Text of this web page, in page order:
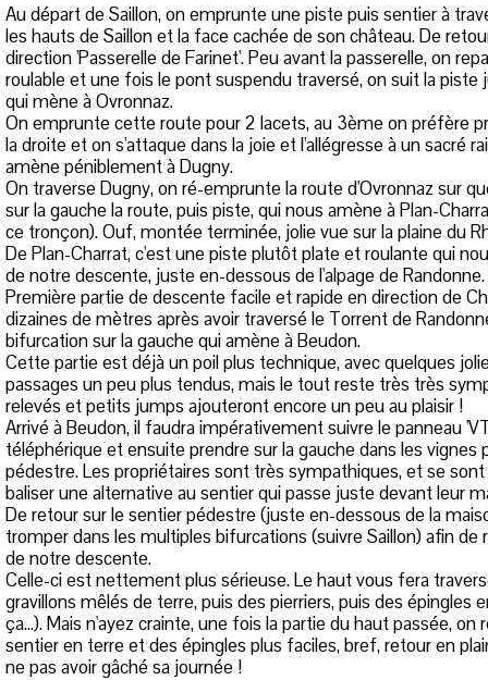
Au départ de Saillon, on emprunte une piste puis sentier à
les hauts de Saillon et la face cachée de son château. De
direction 'Passerelle de Farinet'. Peu avant la passerelle, on
roulable et une fois le pont suspendu traversé, on suit la piste
qui mène à Ovronnaz.
On emprunte cette route pour 2 lacets, au 3ème on préfère
la droite et on s'attaque dans la joie et l'allégresse à un sacré
amène péniblement à Dugny.
On traverse Dugny, on ré-emprunte la route d'Ovronnaz sur
sur la gauche la route, puis piste, qui nous amène à Plan-
ce tronçon). Ouf, montée terminée, jolie vue sur la plaine du
De Plan-Charrat, c'est une piste plutôt plate et roulante qui
de notre descente, juste en-dessous de l'alpage de Randonne.
Première partie de descente facile et rapide en direction de
dizaines de mètres après avoir traversé le Torrent de
bifurcation sur la gauche qui amène à Beudon.
Cette partie est déjà un poil plus technique, avec quelques
passages un peu plus tendus, mais le tout reste très très
relevés et petits jumps ajouteront encore un peu au plaisir !
Arrivé à Beudon, il faudra impérativement suivre le panneau
téléphérique et ensuite prendre sur la gauche dans les vignes
pédestre. Les propriétaires sont très sympathiques, et se
baliser une alternative au sentier qui passe juste devant leur
De retour sur le sentier pédestre (juste en-dessous de la
tromper dans les multiples bifurcations (suivre Saillon) afin de
de notre descente.
Celle-ci est nettement plus sérieuse. Le haut vous fera
gravillons mêlés de terre, puis des pierriers, puis des épingles
ça...). Mais n'ayez crainte, une fois la partie du haut passée, on
sentier en terre et des épingles plus faciles, bref, retour en
ne pas avoir gâché sa journée !